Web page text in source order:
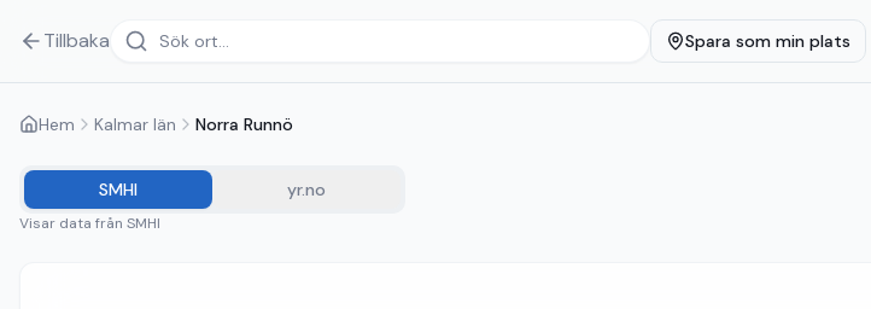
Tillbaka Spara som min plats
Hem Kalmar län Norra Runnö
SMHI yr.no
Visar data från SMHI